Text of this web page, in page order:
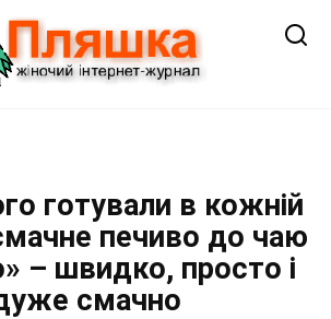
готували в кожній
печиво до чаю
– швидко, просто і
смачно